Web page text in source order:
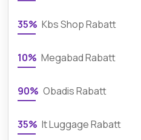
35% Kbs Shop Rabatt
10% Megabad Rabatt
90% Obadis Rabatt
35% It Luggage Rabatt